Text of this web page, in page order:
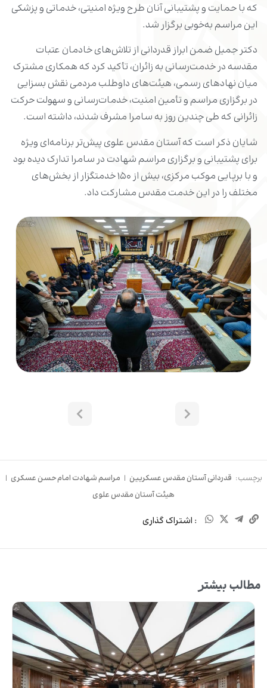
که با حمایت و پشتیبانی آنان طرح ویژه امنیتی، خدماتی و پزشکی
این مراسم به‌خوبی برگزار شد.
دکتر جمیل ضمن ابراز قدردانی از تلاش‌های خادمان عتبات
مقدسه در خدمت‌رسانی به زائران، تأکید کرد که همکاری مشترک
میان نهادهای رسمی، هیئت‌های داوطلب مردمی نقش بسزایی
در برگزاری مراسم و تأمین امنیت، خدمات‌رسانی و سهولت حرکت
زائرانی که طی چندین روز به سامرا مشرف شدند، داشته است.
شایان ذکر است که آستان مقدس علوی پیش‌تر برنامه‌ای ویژه
برای پشتیبانی و برگزاری مراسم شهادت در سامرا تدارک دیده بود
و با برپایی موکب مرکزی، بیش از ۱۵۰ خدمتگزار از بخش‌های
مختلف را در این خدمت مقدس مشارکت داد.
برچسب: قدردانی آستان مقدس عسکریین | مراسم شهادت امام حسن عسکری |
هیئت آستان مقدس علوی
: اشتراک گذاری
مطالب بیشتر